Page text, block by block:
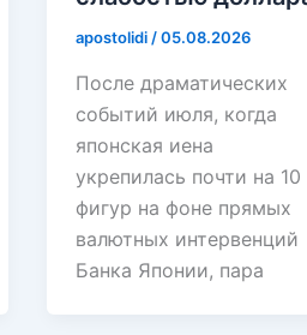
apostolidi/05.08.2026
После драматических
событий июля, когда
японская иена
укрепилась почти на 10
фигур на фоне прямых
валютных интервенций
Банка Японии, пара